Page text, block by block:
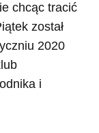
chcąc tracić
został
2020
i